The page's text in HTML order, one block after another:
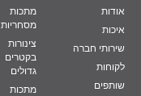
אודות
איכות
שירותי חברה
לקוחות
שותפים
מתכות
מסחריות
צינורות
בקטרים
גדולים
מתכות